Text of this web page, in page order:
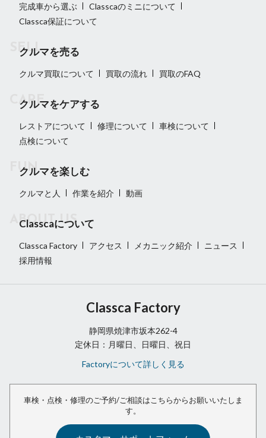
完成車から選ぶ
Classcaのミニについて
Classca保証について
クルマを売る
クルマ買取について 買取の流れ 買取のFAQ
クルマをケアする
レストアについて 修理について
車検について
点検について
クルマを楽しむ
クルマと人 作業を紹介 動画
Classcaについて
Classca Factory アクセス メカニック紹介
ニュース
採用情報
Classca Factory
静岡県焼津市坂本262-4
定休日：月曜日、日曜日、祝日
Factoryについて詳しく見る
車検・点検・修理のご予約/ご相談は こちらからお願いいたしま
す。